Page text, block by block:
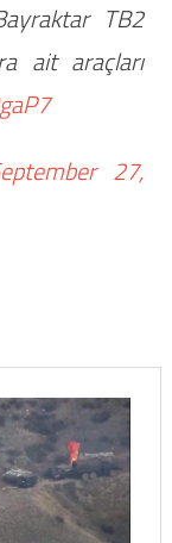
TB2
ait araçları
27,